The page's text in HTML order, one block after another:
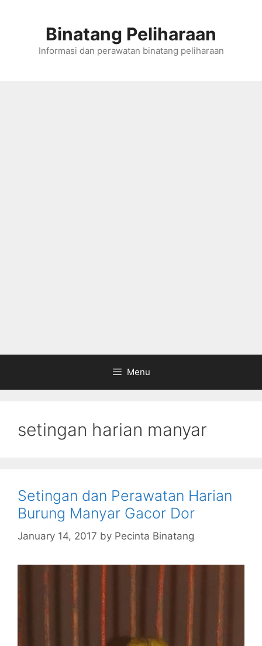
Binatang Peliharaan
Informasi dan perawatan binatang peliharaan
Menu
setingan harian manyar
Setingan dan Perawatan Harian
Burung Manyar Gacor Dor
January 14, 2017 by Pecinta Binatang